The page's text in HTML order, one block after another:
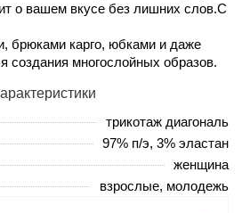
о вашем вкусе без лишних слов.С
брюками карго, юбками и даже
создания многослойных образов.
трикотаж диагональ
97% п/э, 3% эластан
женщина
взрослые, молодежь